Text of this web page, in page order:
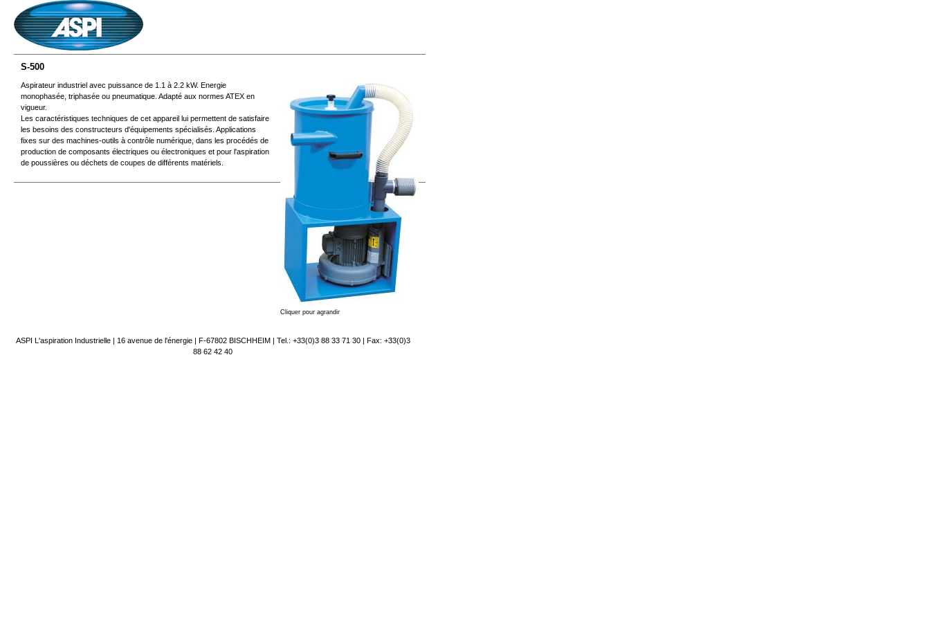
S-500
Cliquer pour agrandir
Aspirateur industriel avec puissance de 1.1 à 2.2 kW. Energie
monophasée, triphasée ou pneumatique. Adapté aux normes ATEX en
vigueur.
Les caractéristiques techniques de cet appareil lui permettent de satisfaire
les besoins des constructeurs d'équipements spécialisés. Applications
fixes sur des machines-outils à contrôle numérique, dans les procédés de
production de composants électriques ou électroniques et pour l'aspiration
de poussières ou déchets de coupes de différents matériels.
ASPI L'aspiration Industrielle | 16 avenue de l'énergie | F-67802 BISCHHEIM | Tel.: +33(0)3 88 33 71 30 | Fax: +33(0)3
88 62 42 40